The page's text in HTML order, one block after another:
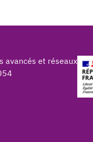
avancés et réseaux